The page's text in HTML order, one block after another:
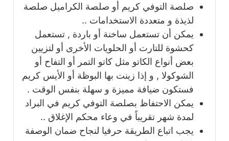
صلصة التوفي كريم أو صلصة الكراميل صلصة
لذيذة و متعددة الاستخدامات ..
يمكن أن تستعمل ساخنة أو باردة , تستعمل
كحشوة للتارت أو الحلويات الأخرى أو لتزيين
بعض أنواع الكاتو مثل كاتو التمر أو التفاح أو
الشوكولا , و إذا زينت بها البوظة أو الأيس كريم
فستكون ضيافة مميزة و سهلة بنفس الوقت .
يمكن الاحتفاظ بصلصة التوفي كريم في البراد
لمدة شهر تقريباً في وعاء محكم الإغلاق ..
يجب اتباع الطريقة حرفيا لنجاح ضمان الوصفة